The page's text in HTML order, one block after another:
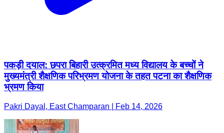
पकड़ी दयाल: छपरा बिहारी उत्क्रमित मध्य विद्यालय के बच्चों ने
मुख्यमंत्री शैक्षणिक परिभ्रमण योजना के तहत पटना का शैक्षणिक
भ्रमण किया
Pakri Dayal, East Champaran | Feb 14, 2026